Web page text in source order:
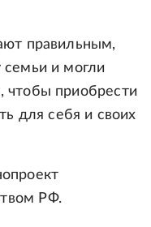
правильным,
семьи и могли
чтобы приобрести
для себя и своих
РФ.